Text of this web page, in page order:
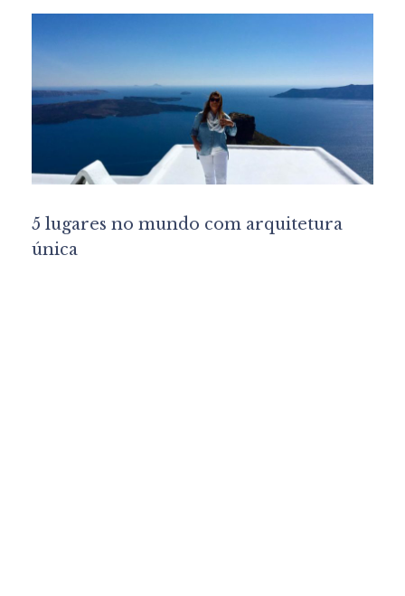
5 lugares no mundo com arquitetura
única